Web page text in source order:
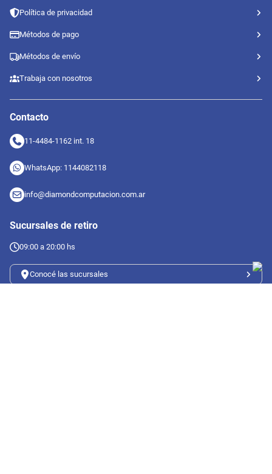
Política de privacidad
Métodos de pago
Métodos de envío
Trabaja con nosotros
Contacto
11-4484-1162 int. 18
WhatsApp: 1144082118
info@diamondcomputacion.com.ar
Sucursales de retiro
09:00 a 20:00 hs
Conocé las sucursales